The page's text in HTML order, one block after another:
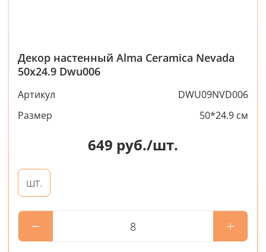
Декор настенный Alma Ceramica Nevada
50x24.9 Dwu006
Артикул
DWU09NVD006
Размер
50*24.9 см
649 руб./шт.
шт.